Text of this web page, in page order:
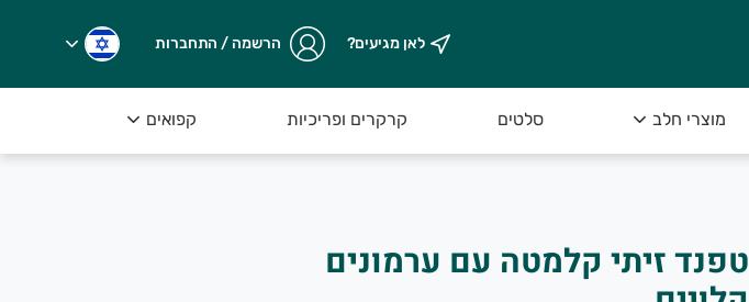
לאן מגיעים? הרשמה / התחברות
מוצרי חלב סלטים קרקרים ופריכיות קפואים
טפנד זיתי קלמטה עם ערמונים